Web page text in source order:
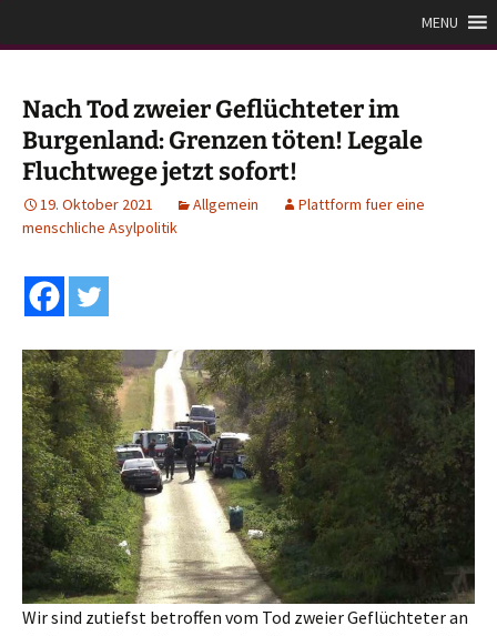
Inhaltmenschliche Asylpolitik
MENU
Nach Tod zweier Geflüchteter im
Burgenland: Grenzen töten! Legale
Fluchtwege jetzt sofort!
19. Oktober 2021 Allgemein
Plattform fuer eine
menschliche Asylpolitik
Wir sind zutiefst betroffen vom Tod zweier Geflüchteter an